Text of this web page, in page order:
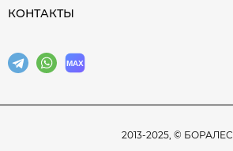
КОНТАКТЫ
2013-2025, © БОРАЛЕС